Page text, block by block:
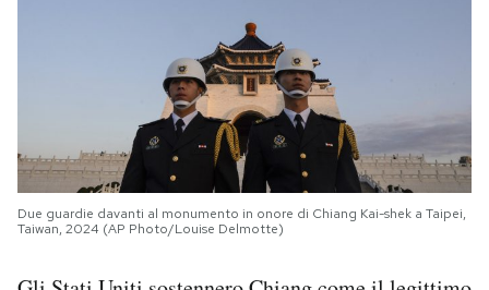
Due guardie davanti al monumento in onore di Chiang Kai-shek a Taipei,
Taiwan, 2024 (AP Photo/Louise Delmotte)